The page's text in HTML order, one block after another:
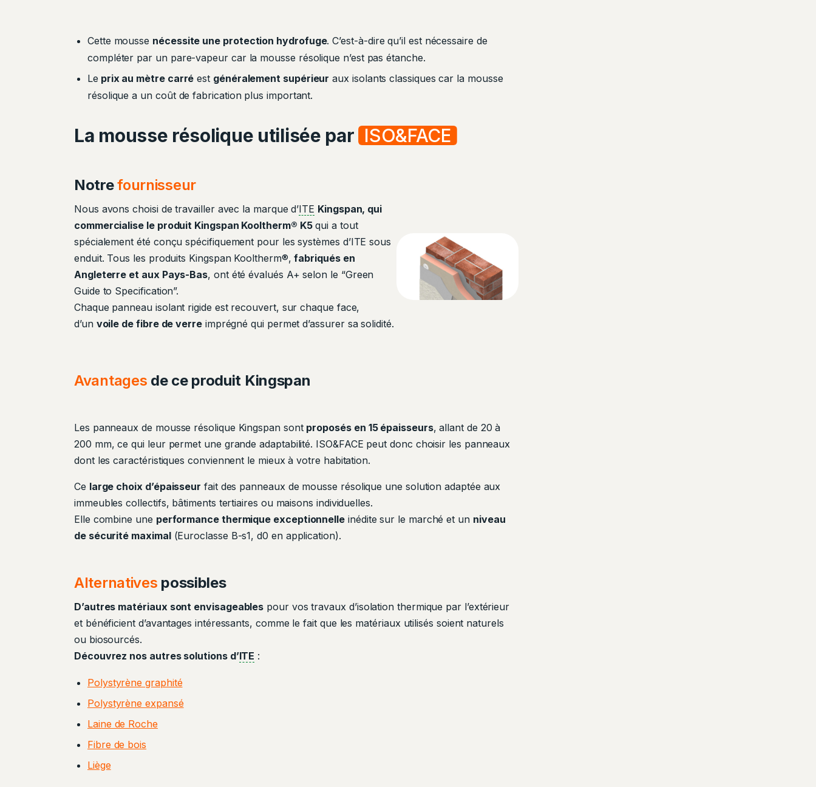
Cette mousse nécessite une protection hydrofuge. C’est-à-dire qu’il est nécessaire de
compléter par un pare-vapeur car la mousse résolique n’est pas étanche.
Le prix au mètre carré est généralement supérieur aux isolants classiques car la mousse
résolique a un coût de fabrication plus important.
La mousse résolique utilisée par ISO&FACE
Notrefournisseur
Nous avons choisi de travailler avec la marque d’ITE Kingspan, qui
commercialise le produit Kingspan Kooltherm® K5qui a tout
spécialement été conçu spécifiquement pour les systèmes d’ITE sous
enduit. Tous les produits Kingspan Kooltherm®,fabriqués en
Angleterre et aux Pays-Bas, ont été évalués A+ selon le “Green
Guide to Specification”.
Chaque panneau isolant rigide est recouvert, sur chaque face,
d’un voile de fibre de verreimprégné qui permet d’assurer sa solidité.
Avantages de ce produit Kingspan
Les panneaux de mousse résolique Kingspan sont proposés en 15 épaisseurs, allant de 20 à
200 mm, ce qui leur permet une grande adaptabilité. ISO&FACE peut donc choisir les panneaux
dont les caractéristiques conviennent le mieux à votre habitation.
Ce large choix d’épaisseur fait des panneaux de mousse résolique une solution adaptée aux
immeubles collectifs, bâtiments tertiaires ou maisons individuelles.
Elle combine une performance thermique exceptionnelle inédite sur le marché et un niveau
de sécurité maximal(Euroclasse B-s1, d0 en application).
Alternatives possibles
D’autres matériaux sont envisageables pour vos travaux d’isolation thermique par l’extérieur
et bénéficient d’avantages intéressants, comme le fait que les matériaux utilisés soient naturels
ou biosourcés.
Découvrez nos autres solutions d’ITE :
Polystyrène graphité
Polystyrène expansé
Laine de Roche
Fibre de bois
Liège